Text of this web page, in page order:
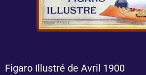
Figaro Illustré de Avril 1900